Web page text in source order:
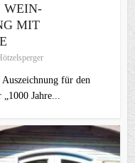
WEIN-
MIT
für den
Jahre...